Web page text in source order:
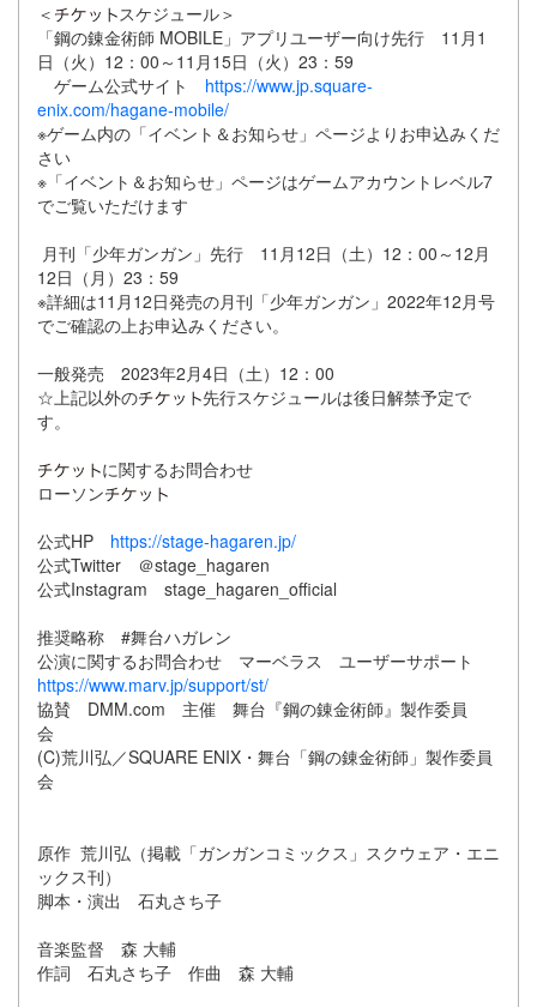
＜
スケジュール＞
「鋼の錬金術師 MOBILE」アプリユーザー向け先行 11月1
日（火）12：00～11月15日（火）23：59
ゲーム公式サイト https://www.jp.square-
enix.com/hagane-mobile/
※ゲーム内の「イベント＆お知らせ」ページよりお申込みくだ
さい
※「イベント＆お知らせ」ページはゲームアカウントレベル7
でご覧いただけます
月刊「少年ガンガン」先行 11月12日（土）12：00～12月
12日（月）23：59
※詳細は11月12日発売の月刊「少年ガンガン」2022年12月号
でご確認の上お申込みください。
一般発売 2023年2月4日（土）12：00
☆上記以外の
先行スケジュールは後日解禁予定で
す。
に関するお問合わせ
ローソン
公式HP https://stage-hagaren.jp/
公式Twitter ＠stage_hagaren
公式Instagram stage_hagaren_official
推奨略称 #舞台ハガレン
公演に関するお問合わせ マーベラス ユーザーサポート
https://www.marv.jp/support/st/
協賛 DMM.com 主催 舞台『鋼の錬金術師』製作委員
会
(C)荒川弘／SQUARE ENIX・舞台「鋼の錬金術師」製作委員
会
原作 荒川弘（掲載「ガンガンコミックス」スクウェア・エニ
ックス刊）
脚本・演出 石丸さち子
音楽監督 森 大輔
作詞 石丸さち子 作曲 森 大輔